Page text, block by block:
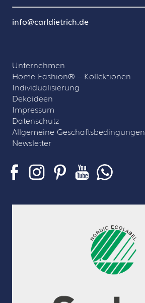
info@carldietrich.de
Unternehmen
Home Fashion® – Kollektionen
Individualisierung
Dekoideen
Impressum
Datenschutz
Allgemeine Geschäftsbedingungen
Newsletter